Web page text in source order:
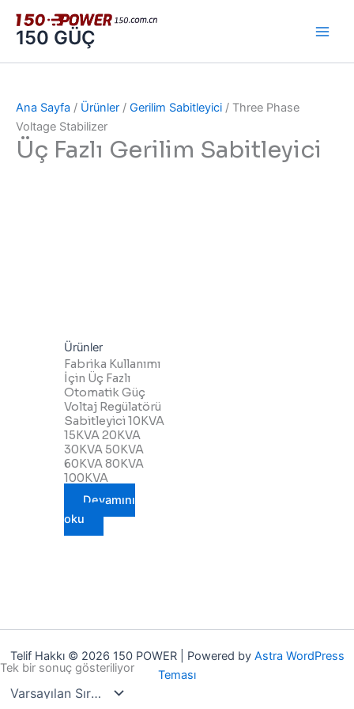
atla150 GÜÇ
Ana Sayfa / Ürünler / Gerilim Sabitleyici / Three Phase
Voltage Stabilizer
Üç Fazlı Gerilim Sabitleyici
Tek bir sonuç gösteriliyor
Ürünler
Fabrika Kullanımı
İçin Üç Fazlı
Otomatik Güç
Voltaj Regülatörü
Sabitleyici 10KVA
15KVA 20KVA
30KVA 50KVA
60KVA 80KVA
100KVA
Devamını
oku
Telif Hakkı © 2026 150 POWER | Powered by Astra WordPress
Teması